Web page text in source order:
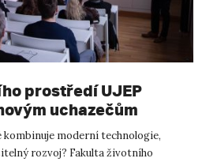
prostředí UJEP
uchazečům
moderní technologie,
rozvoj? Fakulta životního